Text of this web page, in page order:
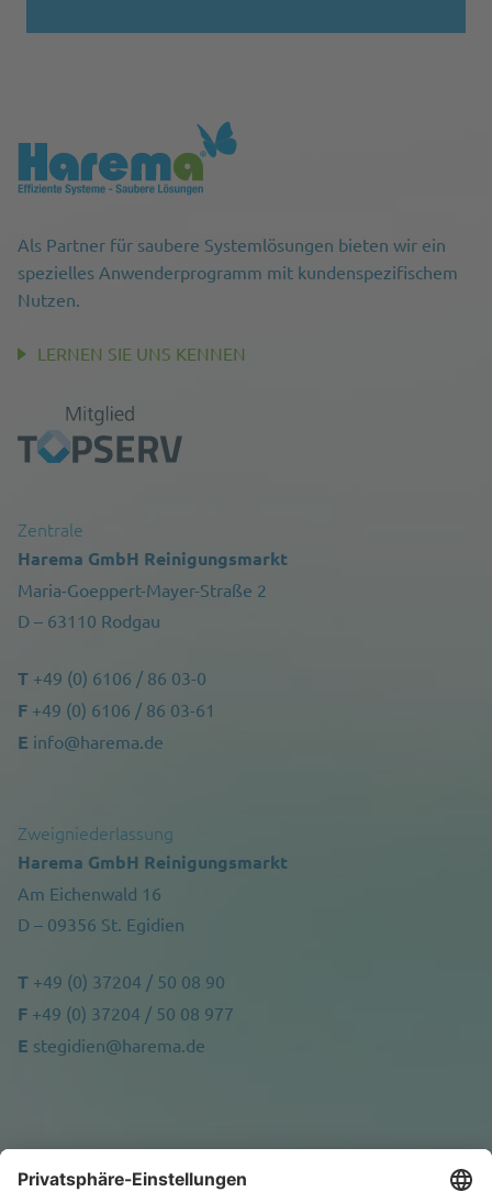
Als Partner für saubere Systemlösungen bieten wir ein
spezielles Anwenderprogramm mit kundenspezifischem
Nutzen.
LERNEN SIE UNS KENNEN
Zentrale
Harema GmbH Reinigungsmarkt
Maria-Goeppert-Mayer-Straße 2
D – 63110 Rodgau
T +49 (0) 6106 / 86 03-0
F +49 (0) 6106 / 86 03-61
E info@harema.de
Zweigniederlassung
Harema GmbH Reinigungsmarkt
Am Eichenwald 16
D – 09356 St. Egidien
T +49 (0) 37204 / 50 08 90
F +49 (0) 37204 / 50 08 977
E stegidien@harema.de